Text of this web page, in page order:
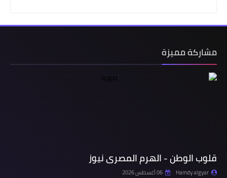
مشاركة مميزة
قلوب الوطن - الهرم المصرى نيوز
Hamdy algyar 06 أغسطس 2026